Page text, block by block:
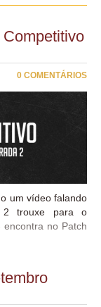
0 COMENTÁRIOS
um vídeo falando
2 trouxe para o
encontra no Patch